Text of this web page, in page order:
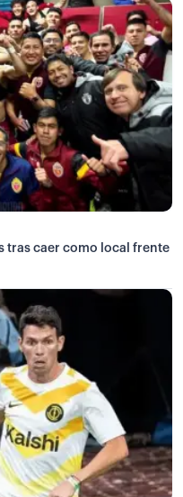
tras caer como local frente